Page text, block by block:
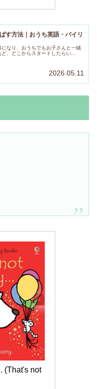
す方法｜おうち英語・バイリ
なり、おうちでもお子さんと一緒
、どこからスタートしたらい...
2026.05.11
(That's not